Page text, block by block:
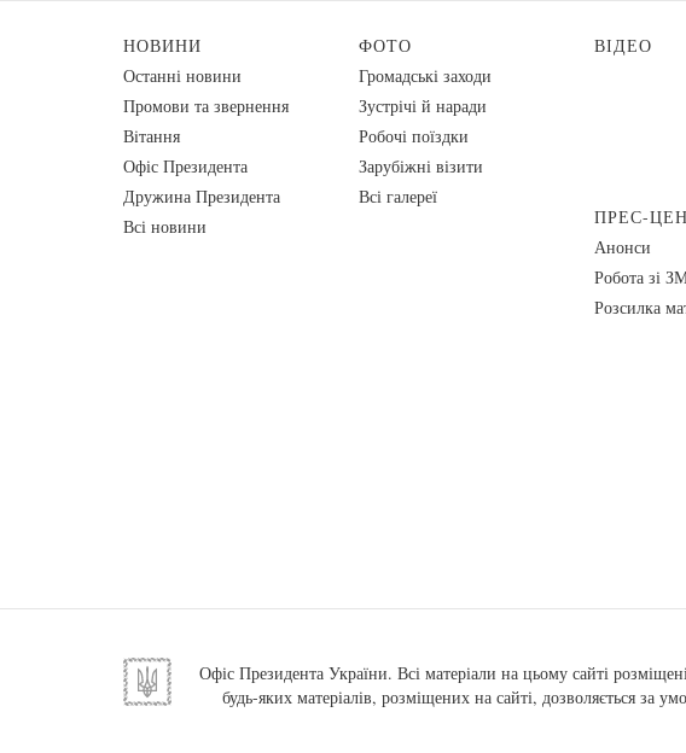
НОВИНИ
Останні новини
Промови та звернення
Вiтання
Офіс Президента
Дружина Президента
Всі новини
ФОТО
Громадські заходи
Зустрічі й наради
Робочі поїздки
Зарубіжні візити
Всі галереї
ВІДЕО
ПРЕС-
Анонси
Робота зі
Розсилка
Офіс Президента України. Всі матеріали на цьому сайті
будь-яких матеріалів, розміщених на сайті, дозволяється за